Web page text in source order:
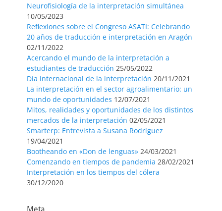
Neurofisiología de la interpretación simultánea
10/05/2023
Reflexiones sobre el Congreso ASATI: Celebrando
20 años de traducción e interpretación en Aragón
02/11/2022
Acercando el mundo de la interpretación a
estudiantes de traducción 25/05/2022
Día internacional de la interpretación 20/11/2021
La interpretación en el sector agroalimentario: un
mundo de oportunidades 12/07/2021
Mitos, realidades y oportunidades de los distintos
mercados de la interpretación 02/05/2021
Smarterp: Entrevista a Susana Rodríguez
19/04/2021
Bootheando en «Don de lenguas» 24/03/2021
Comenzando en tiempos de pandemia 28/02/2021
Interpretación en los tiempos del cólera
30/12/2020